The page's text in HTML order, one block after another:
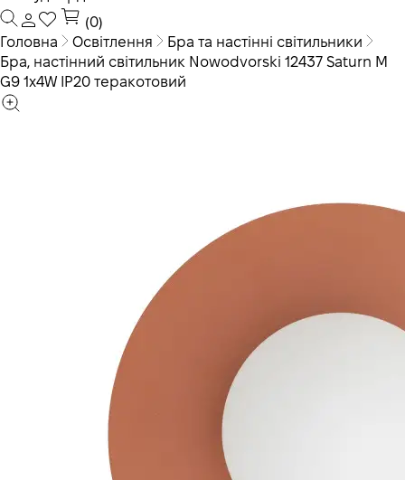
(0)
Головна
Освітлення
Бра та настінні світильники
Бра, настінний світильник Nowodvorski 12437 Saturn M
G9 1x4W IP20 теракотовий